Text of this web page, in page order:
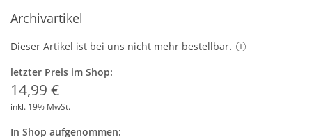
Archivartikel
Dieser Artikel ist bei uns nicht mehr bestellbar.
letzter Preis im Shop:
14,99 €
inkl. 19% MwSt.
In Shop aufgenommen: